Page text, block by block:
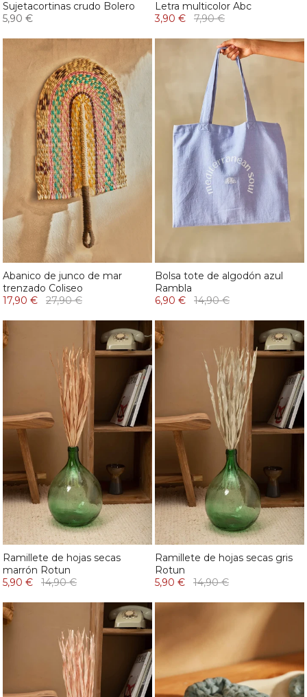
Sujetacortinas crudo Bolero
5,90 €
Letra multicolor Abc
3,90 €
7,90 €
Abanico de junco de mar
trenzado Coliseo
17,90 €
27,90 €
Bolsa tote de algodón azul
Rambla
6,90 €
14,90 €
Ramillete de hojas secas
marrón Rotun
5,90 €
14,90 €
Ramillete de hojas secas gris
Rotun
5,90 €
14,90 €